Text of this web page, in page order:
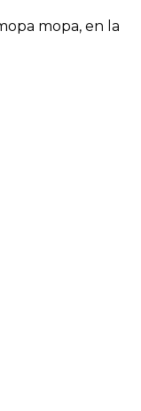
mopa, en la